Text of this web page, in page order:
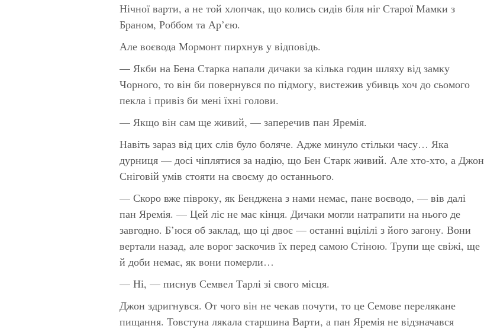
Нічної варти, а не той хлопчак, що колись сидів біля ніг Старої Мамки з
Браном, Роббом та Ар’єю.
Але воєвода Мормонт пирхнув у відповідь.
— Якби на Бена Старка напали дичаки за кілька годин шляху від замку
Чорного, то він би повернувся по підмогу, вистежив убивць хоч до сьомого
пекла і привіз би мені їхні голови.
— Якщо він сам ще живий, — заперечив пан Яремія.
Навіть зараз від цих слів було боляче. Адже минуло стільки часу… Яка
дурниця — досі чіплятися за надію, що Бен Старк живий. Але хто-хто, а Джон
Сніговій умів стояти на своєму до останнього.
— Скоро вже півроку, як Бенджена з нами немає, пане воєводо, — вів далі
пан Яремія. — Цей ліс не має кінця. Дичаки могли натрапити на нього де
завгодно. Б’юся об заклад, що ці двоє — останні вцілілі з його загону. Вони
вертали назад, але ворог заскочив їх перед самою Стіною. Трупи ще свіжі, ще
й доби немає, як вони померли…
— Ні, — писнув Семвел Тарлі зі свого місця.
Джон здригнувся. От чого він не чекав почути, то це Семове перелякане
пищання. Товстуна лякала старшина Варти, а пан Яремія не відзначався